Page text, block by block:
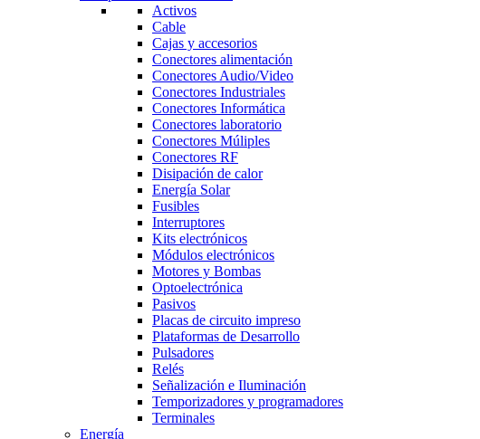
Activos
Cable
Cajas y accesorios
Conectores alimentación
Conectores Audio/Video
Conectores Industriales
Conectores Informática
Conectores laboratorio
Conectores Múliples
Conectores RF
Disipación de calor
Energía Solar
Fusibles
Interruptores
Kits electrónicos
Módulos electrónicos
Motores y Bombas
Optoelectrónica
Pasivos
Placas de circuito impreso
Plataformas de Desarrollo
Pulsadores
Relés
Señalización e Iluminación
Temporizadores y programadores
Terminales
Energía